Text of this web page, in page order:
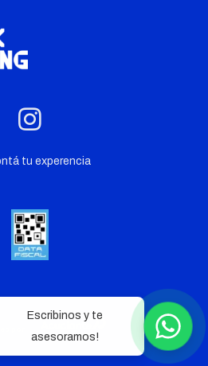
tu experencia
por
Escribinos y te
asesoramos!